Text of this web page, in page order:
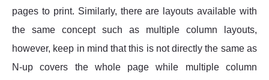
pages to print. Similarly, there are layouts available with
the same concept such as multiple column layouts,
however, keep in mind that this is not directly the same as
N-up covers the whole page while multiple column